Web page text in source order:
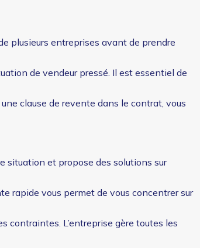
plusieurs entreprises avant de prendre
de vendeur pressé. Il est essentiel de
clause de revente dans le contrat, vous
situation et propose des solutions sur
rapide vous permet de vous concentrer sur
contraintes. L’entreprise gère toutes les